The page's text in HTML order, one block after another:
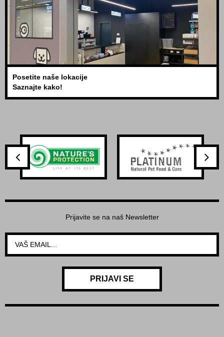
Posetite naše lokacije
Saznajte kako!
Prijavite se na naš Newsletter
PRIJAVI SE